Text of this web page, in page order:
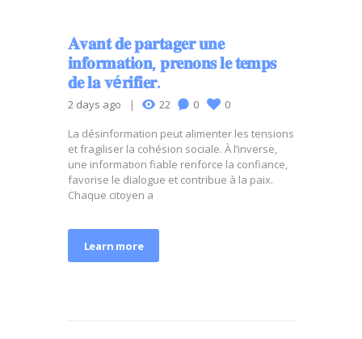
𝐀𝐯𝐚𝐧𝐭 𝐝𝐞 𝐩𝐚𝐫𝐭𝐚𝐠𝐞𝐫 𝐮𝐧𝐞
𝐢𝐧𝐟𝐨𝐫𝐦𝐚𝐭𝐢𝐨𝐧, 𝐩𝐫𝐞𝐧𝐨𝐧𝐬 𝐥𝐞 𝐭𝐞𝐦𝐩𝐬
𝐝𝐞 𝐥𝐚 𝐯é𝐫𝐢𝐟𝐢𝐞𝐫.
2 days ago 22 0 0
La désinformation peut alimenter les tensions
et fragiliser la cohésion sociale. À l’inverse,
une information fiable renforce la confiance,
favorise le dialogue et contribue à la paix.
Chaque citoyen a
Learn more